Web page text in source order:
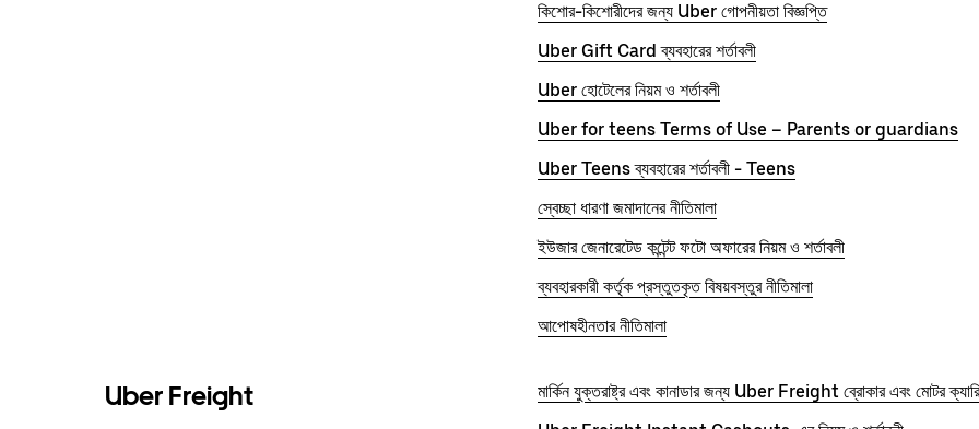
কিশোর-কিশোরীদের জন্য Uber গোপনীয়তা বিজ্ঞপ্তি
Uber Gift Card ব্যবহারের শর্তাবলী
Uber হোটেলের নিয়ম ও শর্তাবলী
Uber for teens Terms of Use – Parents or guardians
Uber Teens ব্যবহারের শর্তাবলী - Teens
স্বেচ্ছা ধারণা জমাদানের নীতিমালা
ইউজার জেনারেটেড কন্টেন্ট ফটো অফারের নিয়ম ও শর্তাবলী
ব্যবহারকারী কর্তৃক প্রস্তুতকৃত বিষয়বস্তুর নীতিমালা
আপোষহীনতার নীতিমালা
Uber Freight
মার্কিন যুক্তরাষ্ট্র এবং কানাডার জন্য Uber Freight ব্রোকার এবং মোটর